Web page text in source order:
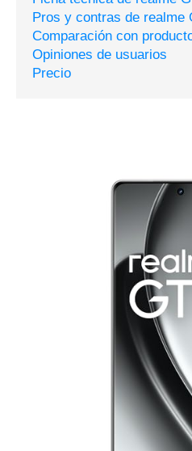
Pros y contras de realme
Comparación con
Opiniones de usuarios
Precio